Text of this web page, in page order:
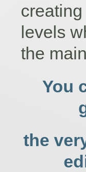
levels
the
You
the